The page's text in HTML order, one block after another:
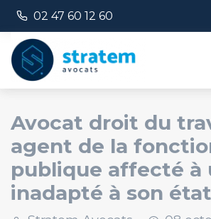
Numéro de téléphone :
02 47 60 12 60
Avocat droit du
agent de la
publique affecté à
inadapté à son
Panneau de gestion des cookies